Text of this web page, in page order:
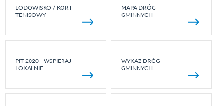
LODOWISKO / KORT
TENISOWY
MAPA DRÓG
GMINNYCH
PIT 2020 - WSPIERAJ
LOKALNIE
WYKAZ DRÓG
GMINNYCH